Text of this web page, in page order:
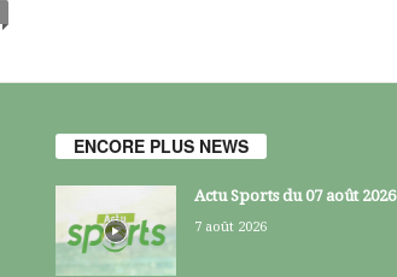
ENCORE PLUS NEWS
Actu Sports du 07 août 2026
7 août 2026